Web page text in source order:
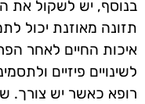
בנוסף, יש לשקול את
תזונה מאוזנת יכול
איכות החיים לאחר
לשינויים פיזיים
רופא כאשר יש צורך.